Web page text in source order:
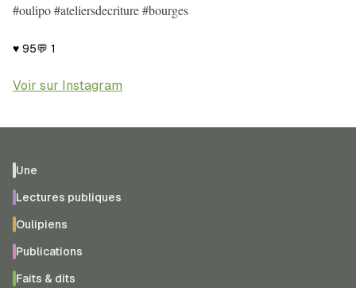
#oulipo #ateliersdecriture #bourges
♥ 95💬 1
Voir sur Instagram
Une
Lectures publiques
Oulipiens
Publications
Faits & dits